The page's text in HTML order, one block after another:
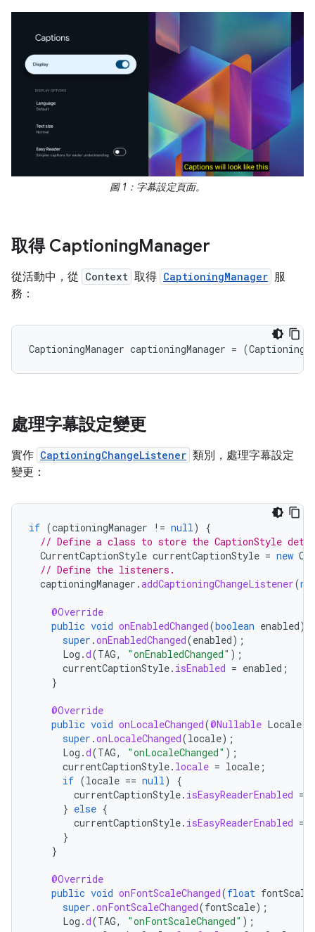
圖 1：字幕設定頁面。
取得 CaptioningManager
從活動中，從 Context 取得 CaptioningManager 服
務：
CaptioningManager captioningManager = (
處理字幕設定變更
實作 CaptioningChangeListener 類別，處理字幕設定
變更：
if (captioningManager != null)
{
// Define a class to store the CaptionStyle
CurrentCaptionStyle currentCaptionStyle = new
// Define the listeners.
captioningManager .addCaptioningChangeListener(
@Override
public void onEnabledChanged(boolean enabled)
super .onEnabledChanged(enabled);
Log .d(TAG, "onEnabledChanged" );
currentCaptionStyle. isEnabled = enabled ;
}
@Override
public void onLocaleChanged(@Nullable Locale
super .onLocaleChanged(locale);
Log .d(TAG, "onLocaleChanged" );
currentCaptionStyle. locale = locale ;
if (locale == null)
{
currentCaptionStyle. isEasyReaderEnabled =
} else {
currentCaptionStyle. isEasyReaderEnabled =
}
}
@Override
public void onFontScaleChanged(float fontScale
super .onFontScaleChanged(fontScale);
Log .d(TAG, "onFontScaleChanged" );